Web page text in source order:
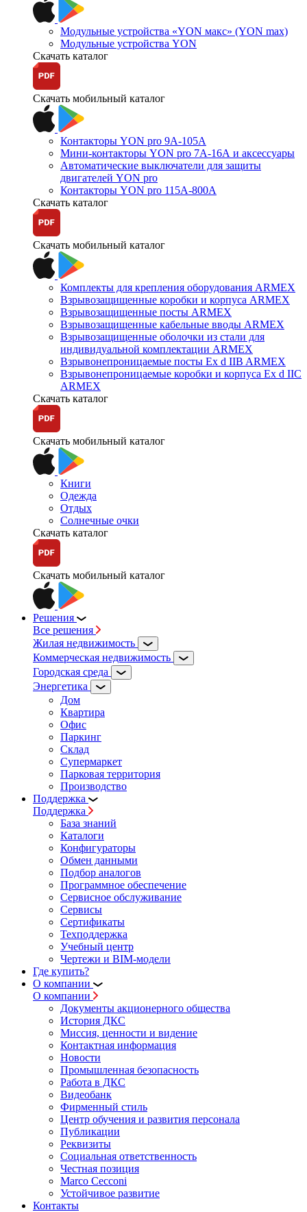
Модульные устройства «YON макс» (YON max)
Модульные устройства YON
Скачать каталог
Скачать мобильный каталог
Контакторы YON pro 9А-105А
Мини-контакторы YON pro 7А-16А и аксессуары
Автоматические выключатели для защиты
двигателей YON pro
Контакторы YON pro 115А-800А
Скачать каталог
Скачать мобильный каталог
Комплекты для крепления оборудования ARMEX
Взрывозащищенные коробки и корпуса ARMEX
Взрывозащищенные посты ARMEX
Взрывозащищенные кабельные вводы ARMEX
Взрывозащищенные оболочки из стали для
индивидуальной комплектации ARMEX
Взрывонепроницаемые посты Ex d IIB ARMEX
Взрывонепроницаемые коробки и корпуса Ex d IIС
ARMEX
Скачать каталог
Скачать мобильный каталог
Книги
Одежда
Отдых
Солнечные очки
Скачать каталог
Скачать мобильный каталог
Решения
Все решения
Жилая недвижимость
Коммерческая недвижимость
Городская среда
Энергетика
Дом
Квартира
Офис
Паркинг
Склад
Супермаркет
Парковая территория
Производство
Поддержка
Поддержка
База знаний
Каталоги
Конфигураторы
Обмен данными
Подбор аналогов
Программное обеспечение
Сервисное обслуживание
Сервисы
Сертификаты
Техподдержка
Учебный центр
Чертежи и BIM-модели
Где купить?
О компании
О компании
Документы акционерного общества
История ДКС
Миссия, ценности и видение
Контактная информация
Новости
Промышленная безопасность
Работа в ДКС
Видеобанк
Фирменный стиль
Центр обучения и развития персонала
Публикации
Реквизиты
Социальная ответственность
Честная позиция
Marco Cecconi
Устойчивое развитие
Контакты